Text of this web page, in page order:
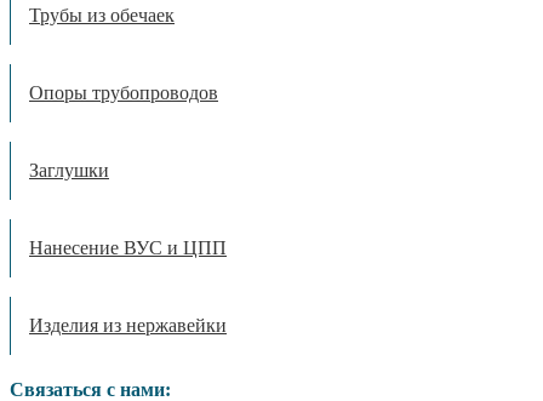
Трубы из обечаек
Опоры трубопроводов
Заглушки
Нанесение ВУС и ЦПП
Изделия из нержавейки
Связаться с нами: